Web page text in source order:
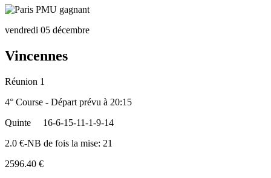
vendredi 05 décembre
Vincennes
Réunion 1
4° Course - Départ prévu à 20:15
Quinte
16-6-15-11-1-9-14
2.0 €-NB de fois la mise: 21
2596.40 €